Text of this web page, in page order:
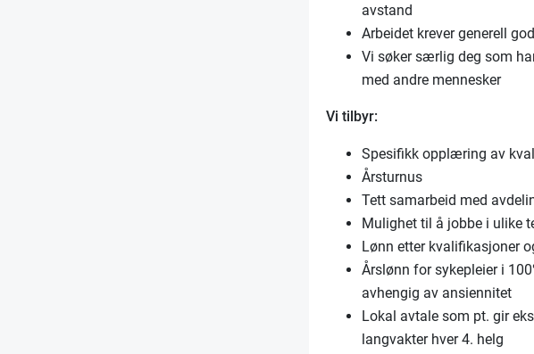
avstand
Arbeidet krever generell
Vi søker særlig deg som
med andre mennesker
Vi tilbyr:
Spesifikk opplæring av
Årsturnus
Tett samarbeid med
Mulighet til å jobbe i ulike
Lønn etter kvalifikasjoner
Årslønn for sykepleier i
avhengig av ansiennitet
Lokal avtale som pt. gir
langvakter hver 4. helg